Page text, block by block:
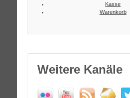
Kasse
Warenkorb
Weitere Kanäle